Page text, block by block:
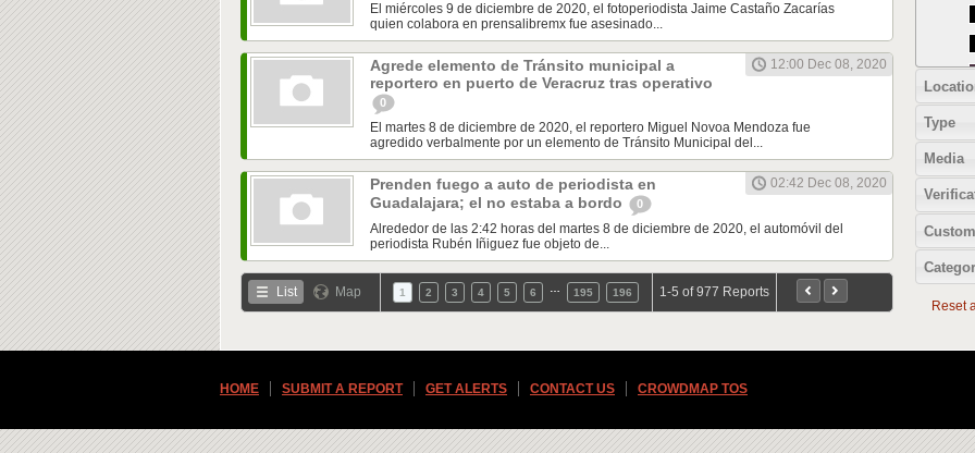
El miércoles 9 de diciembre de 2020, el fotoperiodista Jaime Castaño Zacarías
quien colabora en prensalibremx fue asesinado...
Agrede elemento de Tránsito municipal a
reportero en puerto de Veracruz tras operativo
0
12:00 Dec 08, 2020
El martes 8 de diciembre de 2020, el reportero Miguel Novoa Mendoza fue
agredido verbalmente por un elemento de Tránsito Municipal del...
Prenden fuego a auto de periodista en
Guadalajara; el no estaba a bordo
0
02:42 Dec 08, 2020
Alrededor de las 2:42 horas del martes 8 de diciembre de 2020, el automóvil del
periodista Rubén Iñiguez fue objeto de...
List Map 1 2 3 4 5 6 195 196 1-5 of 977 Reports
Type
Media
Reset
HOME SUBMIT A REPORT GET ALERTS CONTACT US CROWDMAP TOS